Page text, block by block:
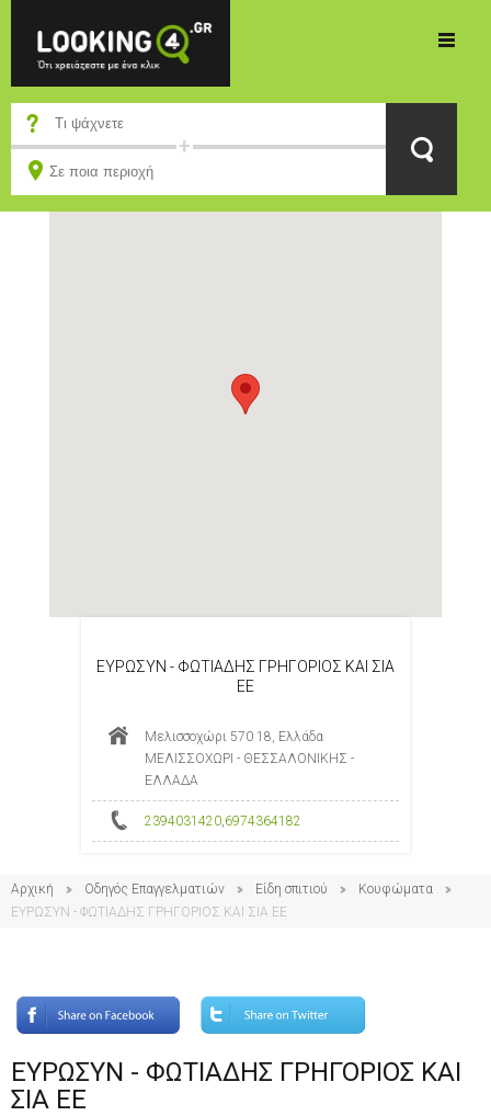
ΕΥΡΩΣΥΝ - ΦΩΤΙΑΔΗΣ ΓΡΗΓΟΡΙΟΣ ΚΑΙ ΣΙΑ
ΕΕ
Μελισσοχώρι 570 18, Ελλάδα
ΜΕΛΙΣΣΟΧΩΡΙ - ΘΕΣΣΑΛΟΝΙΚΗΣ -
ΕΛΛΑΔΑ
2394031420,6974364182
Αρχική Οδηγός Επαγγελματιών Είδη σπιτιού
Κουφώματα
ΕΥΡΩΣΥΝ - ΦΩΤΙΑΔΗΣ ΓΡΗΓΟΡΙΟΣ ΚΑΙ ΣΙΑ ΕΕ
ΕΥΡΩΣΥΝ - ΦΩΤΙΑΔΗΣ ΓΡΗΓΟΡΙΟΣ ΚΑΙ
ΣΙΑ ΕΕ